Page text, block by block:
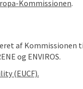
Kommissionen.
af Kommissionen
og ENVIROS.
(EUCF).